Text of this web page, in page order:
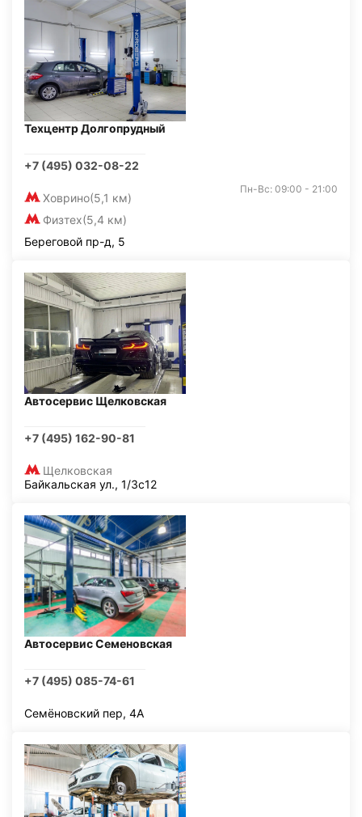
Техцентр Долгопрудный
+7 (495) 032-08-22
Ховрино(5,1 км)
Физтех(5,4 км)
Пн-Вс: 09:00 - 21:00
Береговой пр-д, 5
Автосервис Щелковская
+7 (495) 162-90-81
Щелковская
Байкальская ул., 1/3с12
Автосервис Семеновская
+7 (495) 085-74-61
Семёновский пер, 4А